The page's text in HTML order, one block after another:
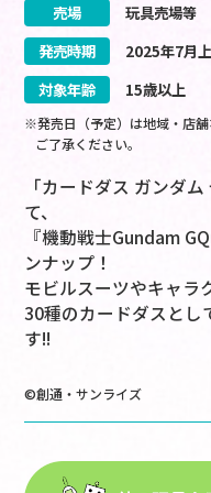
売場
玩具売場等
発売時期
2025年7月
対象年齢
15歳以上
※発売日（予定）は地域・店
ご了承ください。
「カードダス ガンダ
て、
『機動戦士Gundam
ンナップ！
モビルスーツやキャラ
30種のカードダスとし
す!!
©創通・サンライズ